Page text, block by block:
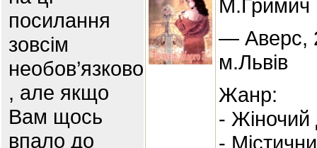
посилання
зовсім
необов’язково
, але якщо
Вам щось
впало до
М.Гримич
— Аверс,
м.Львів
Жанр:
- Жіночий
-